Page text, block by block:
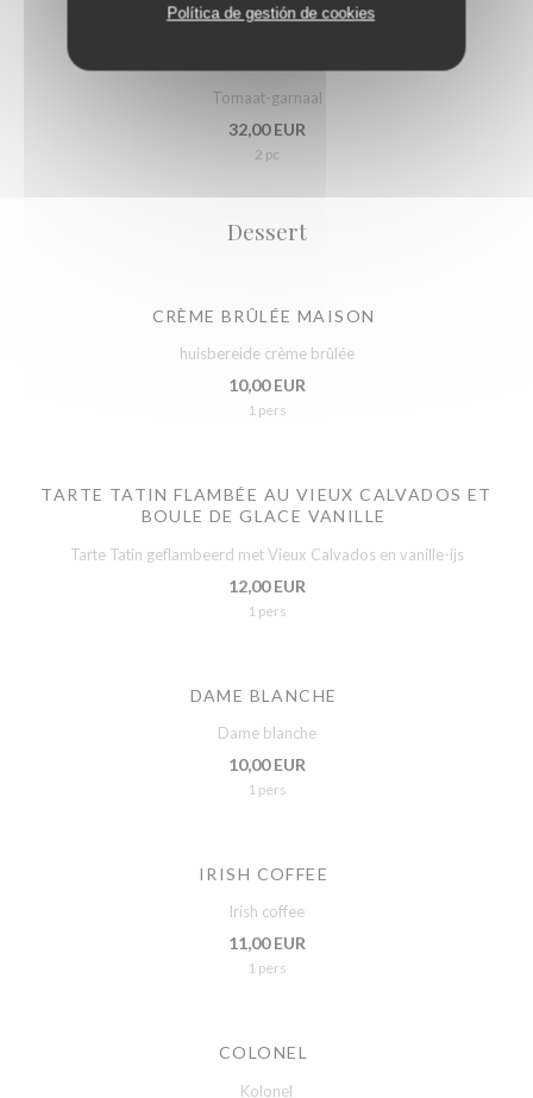
Política de gestión de cookies
Tomaat-garnaal
32,00 EUR
2 pc
Dessert
CRÈME BRÛLÉE MAISON
huisbereide crème brûlée
10,00 EUR
1 pers
TARTE TATIN FLAMBÉE AU VIEUX CALVADOS ET
BOULE DE GLACE VANILLE
Tarte Tatin geflambeerd met Vieux Calvados en vanille-ijs
12,00 EUR
1 pers
DAME BLANCHE
Dame blanche
10,00 EUR
1 pers
IRISH COFFEE
Irish coffee
11,00 EUR
1 pers
COLONEL
Kolonel